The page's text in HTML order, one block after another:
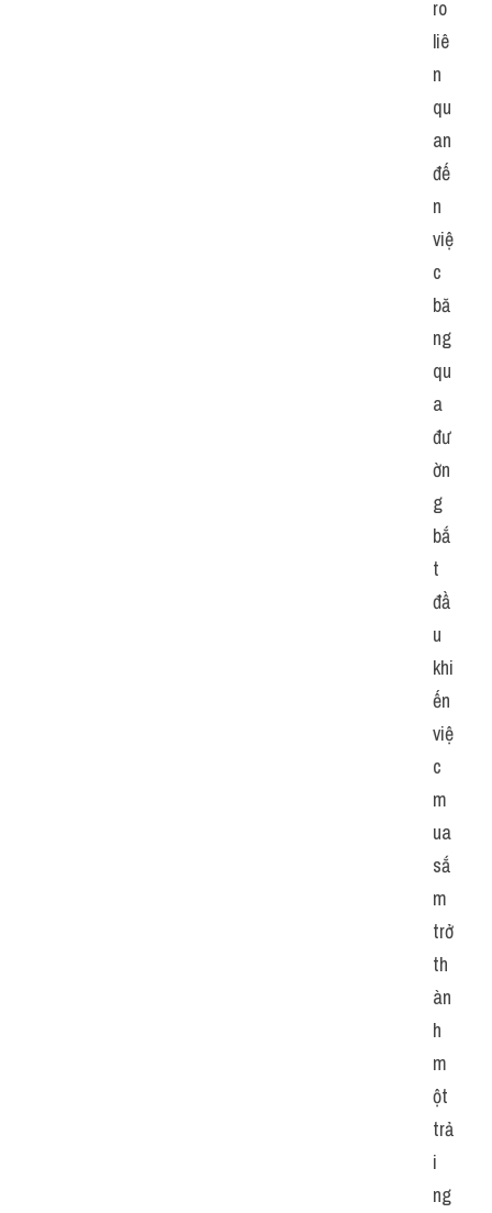
ro
liê
n
qu
an
đế
n
việ
c
bă
ng
qu
a
đư
ờn
g
bắ
t
đầ
u
khi
ến
việ
c
m
ua
sắ
m
trở
th
àn
h
m
ột
trả
i
ng